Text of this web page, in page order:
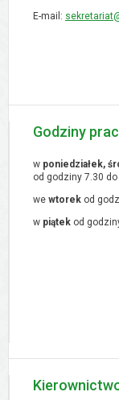
E-mail:
Godziny
w poniedziałek,
od godziny 7.30 do
we wtorek od
w piątek od